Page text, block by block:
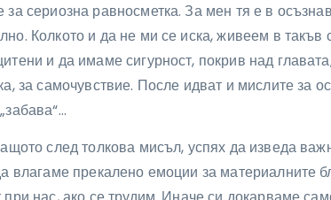
сериозна равносметка. За мен тя е в
Колкото и да не ми се иска, живеем в такъв
и да имаме сигурност, покрив над
за самочувствие. После идват и мислите за
след толкова мисъл, успях да изведа
влагаме прекалено емоции за материалните